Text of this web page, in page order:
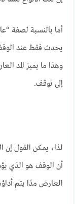
أما بالنسبة لصفة
يحدث فقط عند
وهذا ما يميز المد
إلى توقف.
لذا، يمكن القول إن
أن الوقف هو الذي
العارض مدًا يتم